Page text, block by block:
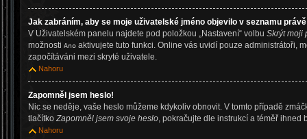
Jak zabráním, aby se moje uživatelské jméno objevilo v seznamu
V Uživatelském panelu najdete pod položkou „Nastavení“ volbu Skrýt moji
možnosti Ano aktivujete tuto funkci. Online vás uvidí pouze administrátoři,
započítáváni mezi skryté uživatele.
Nahoru
Zapomněl jsem heslo!
Nic se neděje, vaše heslo můžeme kdykoliv obnovit. V tomto případě
tlačítkoZapomněl jsem svoje heslo, pokračujte dle instrukcí a téměř ihned
Nahoru